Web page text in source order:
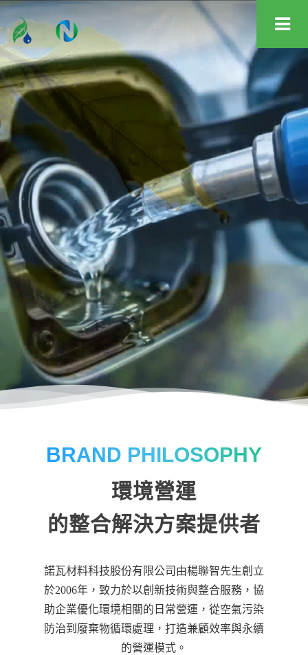
BRAND PHILOSOPHY
環境營運
的整合解決方案提供者
諾瓦材料科技股份有限公司由楊聯智先生創立
於2006年，致力於以創新技術與整合服務，協
助企業優化環境相關的日常營運，從空氣污染
防治到廢棄物循環處理，打造兼顧效率與永續
的營運模式。